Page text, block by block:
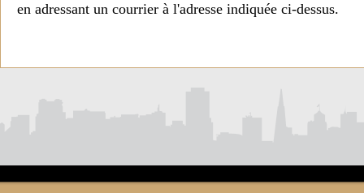
en adressant un courrier à l'adresse indiquée ci-dessus.